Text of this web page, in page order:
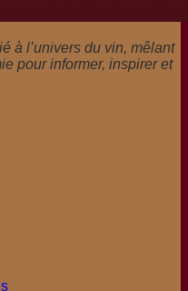
à l’univers du vin, mêlant
pour informer, inspirer et